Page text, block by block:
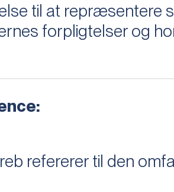
til at repræsentere
forpligtelser og
refererer til den